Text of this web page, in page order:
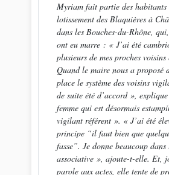
Myriam fait partie des habitants
lotissement des Blaquières à
dans les Bouches-du-Rhône,
ont eu marre : « J’ai été
plusieurs de mes proches voisins
Quand le ­maire nous a proposé
place le système des voisins
de suite été d’accord»,
femme qui est désormais
vigilant référent». « J’ai été
principe “il faut bien que
fasse”. Je donne beaucoup
associative», ajoute-t-elle. Et,
parole aux actes, elle tente de